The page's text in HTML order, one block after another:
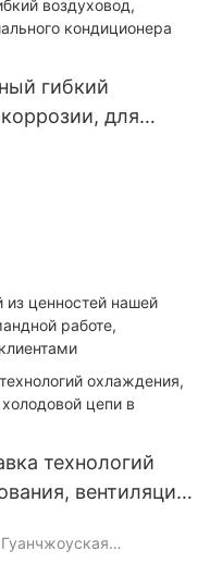
гибкий
для
ценностей нашей
работе,
технологий
вентиляции
оборудования,